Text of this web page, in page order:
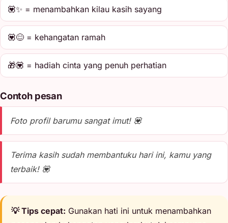
💟✨ = menambahkan kilau kasih sayang
💟😊 = kehangatan ramah
🎁💟 = hadiah cinta yang penuh perhatian
Contoh pesan
Foto profil barumu sangat imut! 💟
Terima kasih sudah membantuku hari ini, kamu yang
terbaik! 💟
💡 Tips cepat: Gunakan hati ini untuk menambahkan